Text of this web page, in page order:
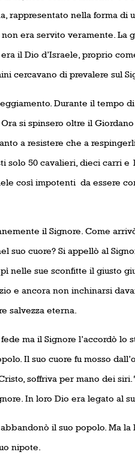
rappresentato nella forma di
era servito veramente. La
il Dio d’Israele, proprio
cercavano di prevalere sul
Durante il tempo
si spinsero oltre il
a resistere che a
solo 50 cavalieri, dieci carri e
così impotenti da essere
il Signore. Come
suo cuore? Si appellò al
nelle sue sconfitte il giusto
e ancora non inchinarsi
salvezza eterna.
ma il Signore l’accordò lo
Il suo cuore fu mosso
soffriva per mano dei siri.
In loro Dio era legato al
il suo popolo. Ma
nipote.